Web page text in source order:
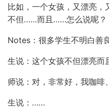
比如，一个女孩，又漂亮，
不但……而且……怎么说呢？
Notes：很多学生不明白善
生说：这个女孩不但漂亮而
师说：对，非常好，我咖
生说：……